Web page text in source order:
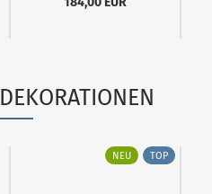
NEU TOP